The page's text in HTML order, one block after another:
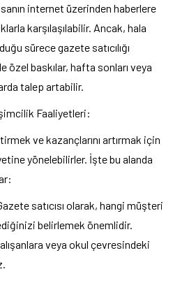
internet üzerinden haberlere
karşılaşılabilir. Ancak, hala
sürece gazete satıcılığı
özel baskılar, hafta sonları veya
talep artabilir.
Faaliyetleri:
ve kazançlarını artırmak için
yönelebilirler. İşte bu alanda
satıcısı olarak, hangi müşteri
belirlemek önemlidir.
veya okul çevresindeki